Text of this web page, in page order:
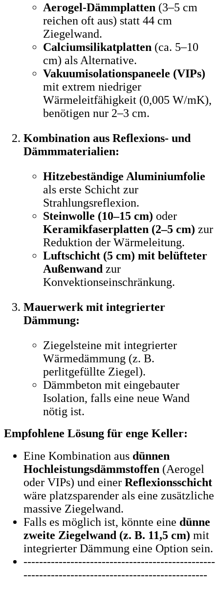
Aerogel-Dämmplatten (3–5 cm
reichen oft aus) statt 44 cm
Ziegelwand.
Calciumsilikatplatten (ca. 5–10
cm) als Alternative.
Vakuumisolationspaneele (VIPs)
mit extrem niedriger
Wärmeleitfähigkeit (0,005 W/mK),
benötigen nur 2–3 cm.
Kombination aus Reflexions- und
Dämmmaterialien:
Hitzebeständige Aluminiumfolie
als erste Schicht zur
Strahlungsreflexion.
Steinwolle (10–15 cm) oder
Keramikfaserplatten (2–5 cm) zur
Reduktion der Wärmeleitung.
Luftschicht (5 cm) mit belüfteter
Außenwand zur
Konvektionseinschränkung.
Mauerwerk mit integrierter
Dämmung:
Ziegelsteine mit integrierter
Wärmedämmung (z. B.
perlitgefüllte Ziegel).
Dämmbeton mit eingebauter
Isolation, falls eine neue Wand
nötig ist.
Empfohlene Lösung für enge Keller:
Eine Kombination aus dünnen
Hochleistungsdämmstoffen (Aerogel
oder VIPs) und einer Reflexionsschicht
wäre platzsparender als eine zusätzliche
massive Ziegelwand.
Falls es möglich ist, könnte eine dünne
zweite Ziegelwand (z. B. 11,5 cm) mit
integrierter Dämmung eine Option sein.
-------------------------------------------------
-----------------------------------------------